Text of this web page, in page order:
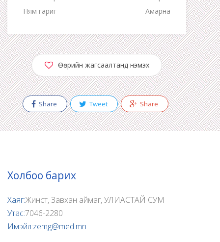
Ням гариг
Амарна
Өөрийн жагсаалтанд нэмэх
Share Tweet Share
Холбоо барих
Хаяг:Жинст, Завхан аймаг, УЛИАСТАЙ СУМ
Утас:7046-2280
Имэйл:zemg@med.mn